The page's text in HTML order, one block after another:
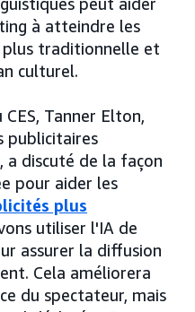
à atteindre les
traditionnelle et
culturel.
Tanner Elton,
publicitaires
a discuté de la façon
pour aider les
plus
utiliser l'IA de
assurer la diffusion
Cela améliorera
du spectateur, mais